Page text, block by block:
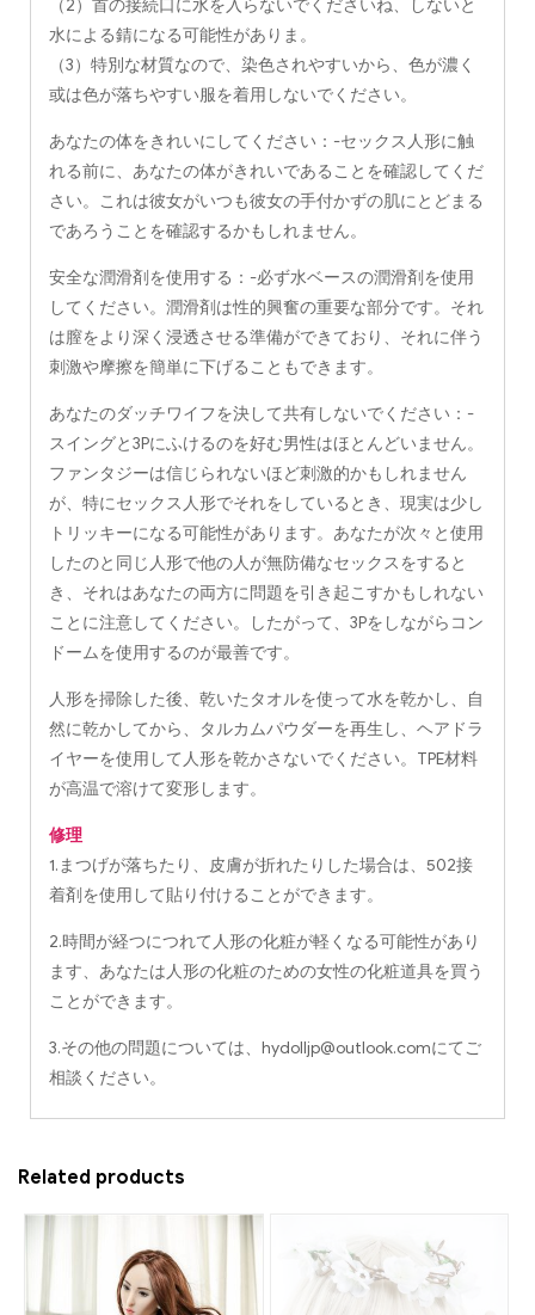
（2）首の接続口に水を入らないでくださいね、しないと
水による錆になる可能性がありま。
（3）特別な材質なので、染色されやすいから、色が濃く
或は色が落ちやすい服を着用しないでください。
あなたの体をきれいにしてください：-セックス人形に触
れる前に、あなたの体がきれいであることを確認してくだ
さい。これは彼女がいつも彼女の手付かずの肌にとどまる
であろうことを確認するかもしれません。
安全な潤滑剤を使用する：-必ず水ベースの潤滑剤を使用
してください。潤滑剤は性的興奮の重要な部分です。それ
は膣をより深く浸透させる準備ができており、それに伴う
刺激や摩擦を簡単に下げることもできます。
あなたのダッチワイフを決して共有しないでください：-
スイングと3Pにふけるのを好む男性はほとんどいません。
ファンタジーは信じられないほど刺激的かもしれません
が、特にセックス人形でそれをしているとき、現実は少し
トリッキーになる可能性があります。あなたが次々と使用
したのと同じ人形で他の人が無防備なセックスをすると
き、それはあなたの両方に問題を引き起こすかもしれない
ことに注意してください。したがって、3Pをしながらコン
ドームを使用するのが最善です。
人形を掃除した後、乾いたタオルを使って水を乾かし、自
然に乾かしてから、タルカムパウダーを再生し、ヘアドラ
イヤーを使用して人形を乾かさないでください。TPE材料
が高温で溶けて変形します。
修理
1.まつげが落ちたり、皮膚が折れたりした場合は、502接
着剤を使用して貼り付けることができます。
2.時間が経つにつれて人形の化粧が軽くなる可能性があり
ます、あなたは人形の化粧のための女性の化粧道具を買う
ことができます。
3.その他の問題については、 hydolljp@outlook.comにてご
相談ください。
Related products